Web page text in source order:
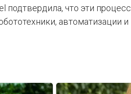
подтвердила, что эти
автоматизации